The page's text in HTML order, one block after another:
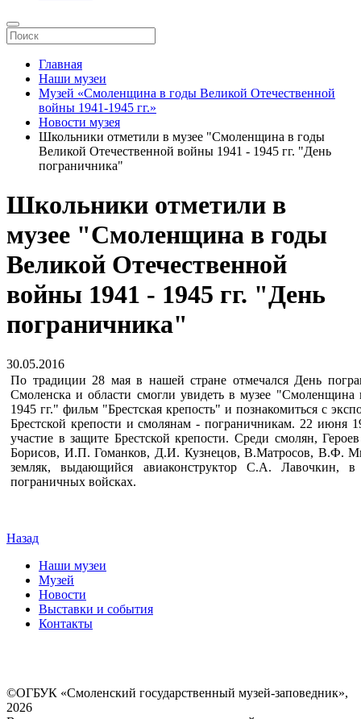
Главная
Наши музеи
Музей «Смоленщина в годы Великой Отечественной
войны 1941-1945 гг.»
Новости музея
Школьники отметили в музее "Смоленщина в годы
Великой Отечественной войны 1941 - 1945 гг. "День
пограничника"
Школьники отметили в
музее "Смоленщина в годы
Великой Отечественной
войны 1941 - 1945 гг. "День
пограничника"
30.05.2016
По традиции 28 мая в нашей стране отмечался День
Смоленска и области смогли увидеть в музее
1945 гг." фильм "Брестская крепость" и познакомиться с
Брестской крепости и смолянам - пограничникам. 22 июня
участие в защите Брестской крепости. Среди смолян,
Борисов, И.П. Гоманков, Д.И. Кузнецов, В.Матросов, В.Ф.
земляк, выдающийся авиаконструктор С.А. Лавочкин,
пограничных войсках.
Назад
Наши музеи
Музей
Новости
Выставки и события
Контакты
©ОГБУК «Смоленский государственный музей-заповедник»,
2026